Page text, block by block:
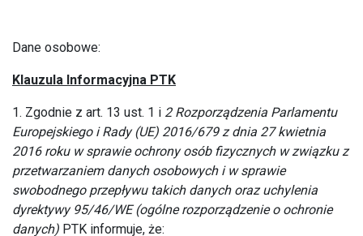
Dane osobowe:
Klauzula Informacyjna PTK
1. Zgodnie z art. 13 ust. 1 i 2 Rozporządzenia Parlamentu
Europejskiego i Rady (UE) 2016/679 z dnia 27 kwietnia
2016 roku w sprawie ochrony osób fizycznych w związku z
przetwarzaniem danych osobowych i w sprawie
swobodnego przepływu takich danych oraz uchylenia
dyrektywy 95/46/WE (ogólne rozporządzenie o ochronie
danych) PTK informuje, że: